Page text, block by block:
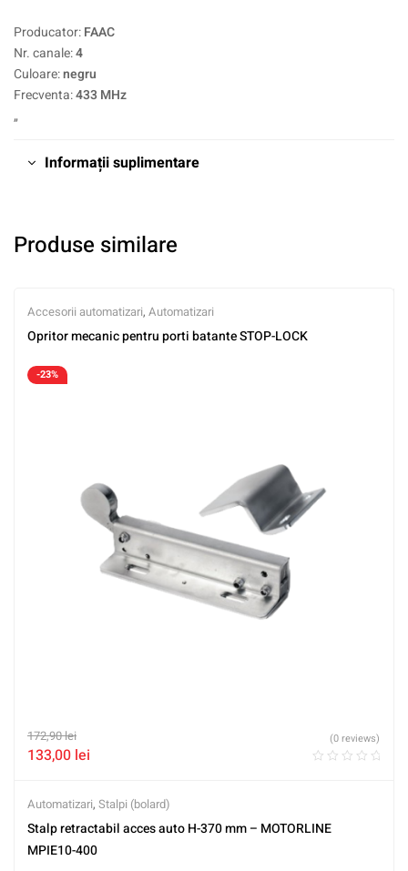
Producator:FAAC
Nr. canale:4
Culoare:negru
Frecventa:433 MHz
„
Informații suplimentare
Produse similare
Accesorii automatizari, Automatizari
Opritor mecanic pentru porti batante STOP-LOCK
-23%
172,90lei
133,00 lei
(0 reviews)
Automatizari, Stalpi (bolard)
Stalp retractabil acces auto H-370 mm – MOTORLINE
MPIE10-400